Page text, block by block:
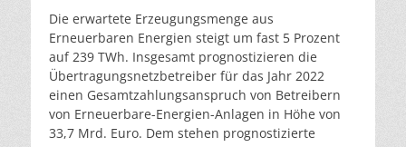
Die erwartete Erzeugungsmenge aus
Erneuerbaren Energien steigt um fast 5 Prozent
auf 239 TWh. Insgesamt prognostizieren die
Übertragungsnetzbetreiber für das Jahr 2022
einen Gesamtzahlungsanspruch von Betreibern
von Erneuerbare-Energien-Anlagen in Höhe von
33,7 Mrd. Euro. Dem stehen prognostizierte